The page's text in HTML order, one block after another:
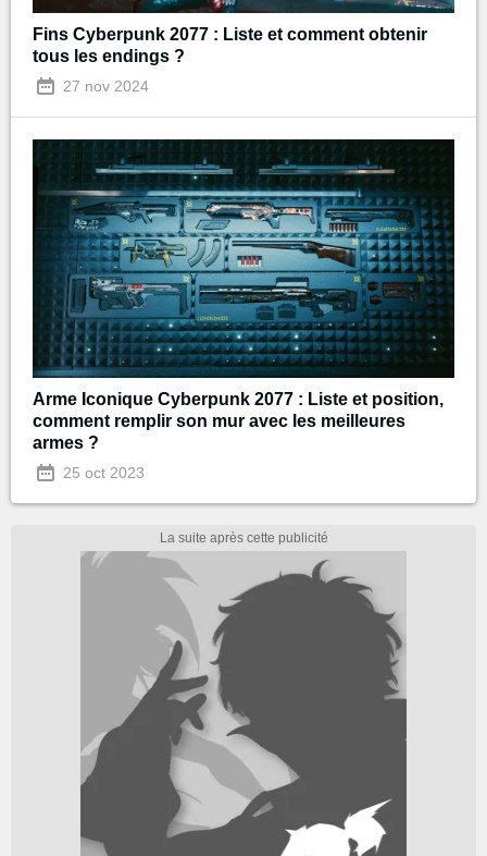
Fins Cyberpunk 2077 : Liste et comment obtenir
tous les endings ?
27 nov 2024
Arme Iconique Cyberpunk 2077 : Liste et position,
comment remplir son mur avec les meilleures
armes ?
25 oct 2023